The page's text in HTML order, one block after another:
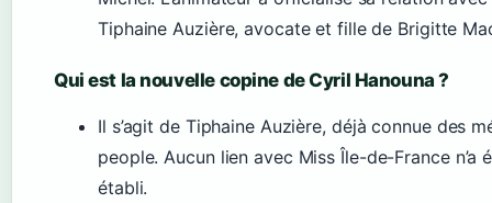
Tiphaine Auzière, avocate et fille de Brigitte
Qui est la nouvelle copine de Cyril Hanouna ?
Il s’agit de Tiphaine Auzière, déjà connue des
people. Aucun lien avec Miss Île-de-France n’a
établi.